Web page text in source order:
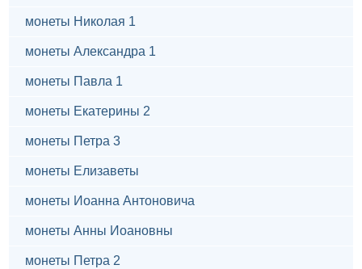
монеты Николая 1
монеты Александра 1
монеты Павла 1
монеты Екатерины 2
монеты Петра 3
монеты Елизаветы
монеты Иоанна Антоновича
монеты Анны Иоановны
монеты Петра 2